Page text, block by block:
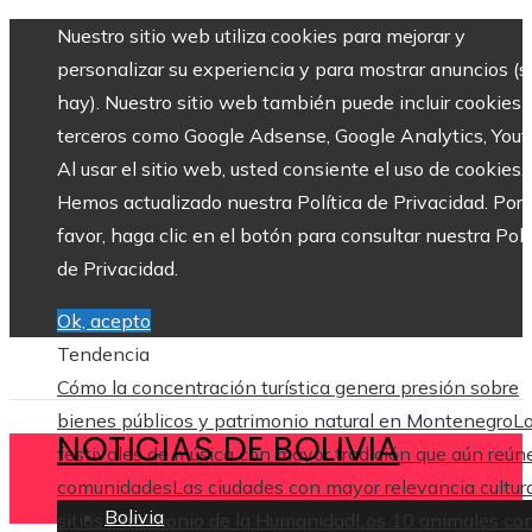
Nuestro sitio web utiliza cookies para mejorar y
personalizar su experiencia y para mostrar anuncios
hay). Nuestro sitio web también puede incluir cookies
terceros como Google Adsense, Google Analytics,
Al usar el sitio web, usted consiente el uso de cookies.
Hemos actualizado nuestra Política de Privacidad. Por
favor, haga clic en el botón para consultar nuestra
de Privacidad.
Ok, acepto
Tendencia
Cómo la concentración turística genera presión sobre
bienes públicos y patrimonio natural en Montenegro
festivales de música con mayor tradición que aún
comunidadesLas ciudades con mayor relevancia
sitios Patrimonio de la Humanidad
Los 10 animales
NOTICIAS DE BOLIVIA
Bolivia